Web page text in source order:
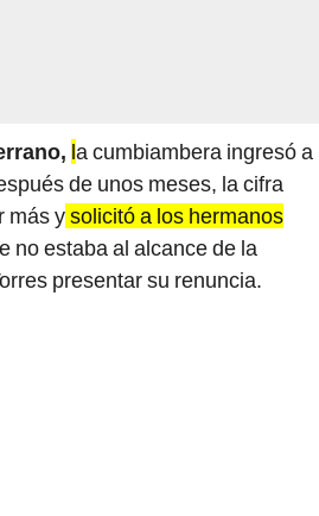
la cumbiambera ingresó a
de unos meses, la cifra
más ysolicitó a los hermanos
no estaba al alcance de la
presentar su renuncia.